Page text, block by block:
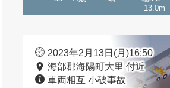
13.0m
2023年2月13日(月)16:50
海部郡海陽町大里 付近
車両相互 小破事故